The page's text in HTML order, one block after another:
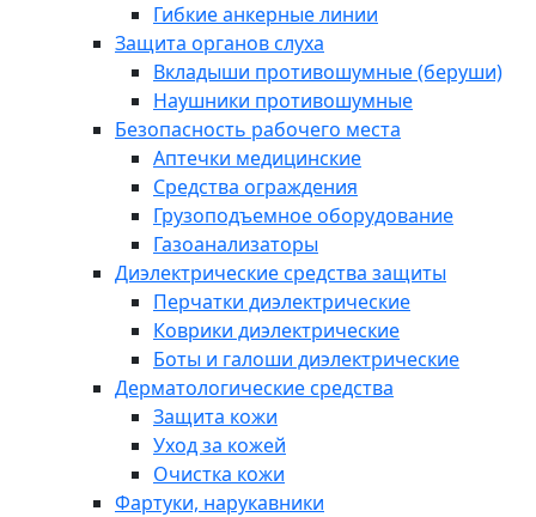
Гибкие анкерные линии
Защита органов слуха
Вкладыши противошумные (беруши)
Наушники противошумные
Безопасность рабочего места
Аптечки медицинские
Средства ограждения
Грузоподъемное оборудование
Газоанализаторы
Диэлектрические средства защиты
Перчатки диэлектрические
Коврики диэлектрические
Боты и галоши диэлектрические
Дерматологические средства
Защита кожи
Уход за кожей
Очистка кожи
Фартуки, нарукавники